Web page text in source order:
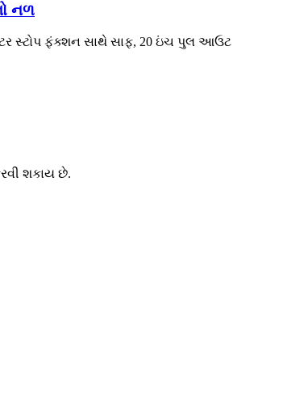
નળ
સ્ટોપ ફંક્શન સાથે સાફ, 20 ઇંચ પુલ આઉટ
શકાય છે.